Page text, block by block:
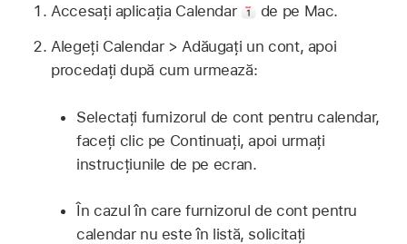
Accesați aplicația Calendar
de pe Mac.
Alegeți Calendar > Adăugați un cont, apoi
procedați după cum urmează:
Selectați furnizorul de cont pentru calendar,
faceți clic pe Continuați, apoi urmați
instrucțiunile de pe ecran.
În cazul în care furnizorul de cont pentru
calendar nu este în listă, solicitați